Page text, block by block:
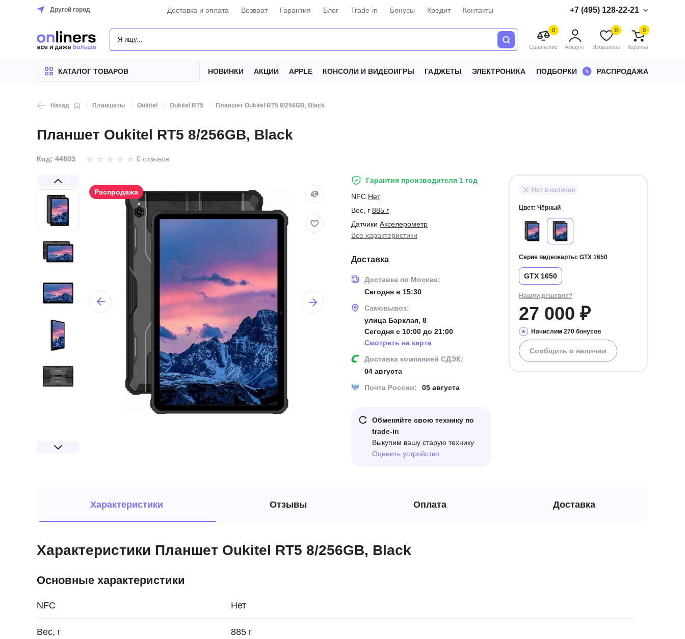
Другой город Доставка и оплата Возврат Гарантия Блог Trade-in Бонусы Кредит Контакты +7 (495) 128-22-21
ТОВАРОВ
0
Сравнение Аккаунт
0
Избранное
0
Корзина
КАТАЛОГ ТОВАРОВ НОВИНКИ АКЦИИ APPLE КОНСОЛИ И ВИДЕОИГРЫ ГАДЖЕТЫ ЭЛЕКТРОНИКА ПОДБОРКИ РАСПРОДАЖА
Назад Планшеты Oukitel Oukitel RT5 Планшет Oukitel RT5 8/256GB, Black
Планшет Oukitel RT5 8/256GB, Black
Код: 44803 0 отзывов
Распродажа
Гарантия производителя 1 год
NFC Нет
Вес, г 885 г
Датчики Акселерометр
Все характеристики
Доставка
Доставка по Москве:
Сегодня в 15:30
Самовывоз:
улица Барклая, 8
Сегодня с 10:00 до 21:00
Смотреть на карте
Доставка компанией СДЭК:
04 августа
Почта России:
05 августа
Обменяйте свою технику по
trade-in
Выкупим вашу старую технику
Оценить устройство
Нет в наличии
Цвет: Чёрный
Серия видеокарты: GTX 1650
GTX 1650
Нашли дешевле?
27 000 ₽
Начислим 270 бонусов
Сообщить о наличии
Характеристики Отзывы Оплата Доставка
Характеристики Планшет Oukitel RT5 8/256GB, Black
Основные характеристики
NFC Нет
Вес, г 885 г